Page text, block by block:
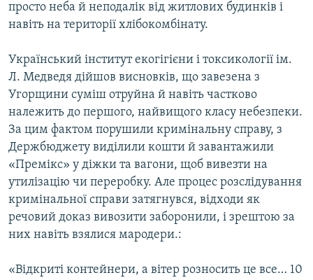
просто неба й неподалік від житлових будинків і
навіть на території хлібокомбінату.
Український інститут екогігієни і токсикології ім.
Л. Медведя дійшов висновків, що завезена з
Угорщини суміш отруйна й навіть частково
належить до першого, найвищого класу небезпеки.
За цим фактом порушили кримінальну справу, з
Держбюджету виділили кошти й завантажили
«Премікс» у діжки та вагони, щоб вивезти на
утилізацію чи переробку. Але процес розслідування
кримінальної справи затягнувся, відходи як
речовий доказ вивозити заборонили, і зрештою за
них навіть взялися мародери.:
«Відкриті контейнери, а вітер розносить це все… 10